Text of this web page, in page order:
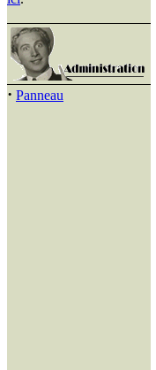
· Panneau